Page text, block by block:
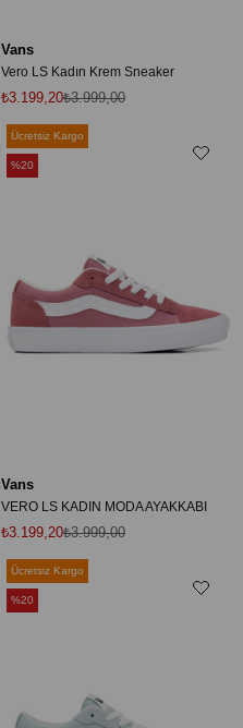
Vans
Vero LS Kadın Krem Sneaker
₺3.199,20₺3.999,00
Vans
VERO LS KADIN MODA AYAKKABI
₺3.199,20₺3.999,00
Ücretsiz Kargo
%20
Ücretsiz Kargo
%20